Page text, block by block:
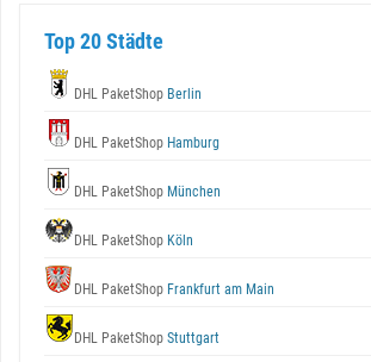
Top 20 Städte
DHL PaketShop Berlin
DHL PaketShop Hamburg
DHL PaketShop München
DHL PaketShop Köln
DHL PaketShop Frankfurt am Main
DHL PaketShop Stuttgart